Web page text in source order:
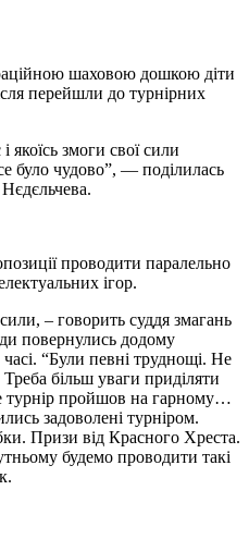
шаховою дошкою діти
перейшли до турнірних
якоїсь змоги свої сили
було чудово”, — поділилась
проводити паралельно
ігор.
– говорить суддя змагань
повернулись додому
“Були певні труднощі. Не
Треба більш уваги приділяти
турнір пройшов на гарному…
задоволені турніром.
Призи від Красного Хреста.
будемо проводити такі